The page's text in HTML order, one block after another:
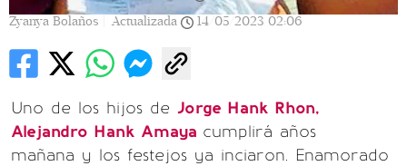
Zyanya Bolaños |
Actualizada 14/05/2023 02:06
Uno de los hijos de Jorge Hank Rhon,
Alejandro Hank Amaya cumplirá años
mañana y los festejos ya inciaron. Enamorado